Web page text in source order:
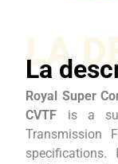
LA
La
Royal Super
CVTF is a
Transmission